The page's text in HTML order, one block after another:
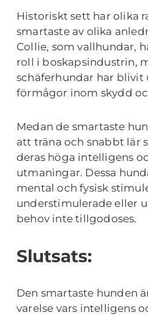
Historiskt sett har olika
smartaste av olika
Collie, som vallhundar,
roll i boskapsindustrin,
schäferhundar har blivit
förmågor inom skydd
Medan de smartaste
att träna och snabbt lär
deras höga intelligens
utmaningar. Dessa
mental och fysisk
understimulerade eller
behov inte tillgodoses.
Slutsats:
Den smartaste hunden
varelse vars intelligens